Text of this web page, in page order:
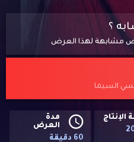
؟
مشابهة لهذا العرض
السيما
الإنتاج
مدة
العرض
60 دقيقة